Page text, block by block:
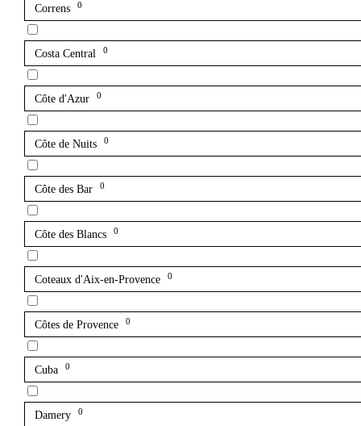
Correns 0
Costa Central 0
Côte d'Azur 0
Côte de Nuits 0
Côte des Bar 0
Côte des Blancs 0
Coteaux d'Aix-en-Provence 0
Côtes de Provence 0
Cuba 0
Damery 0